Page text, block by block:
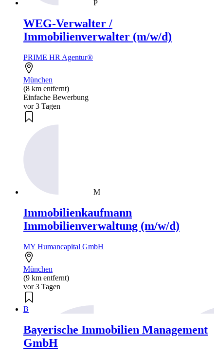
P
WEG-Verwalter /
Immobilienverwalter (m/w/d)
PRIME HR Agentur®
München
(8 km entfernt)
Einfache Bewerbung
vor 3 Tagen
M
Immobilienkaufmann
Immobilienverwaltung (m/w/d)
MY Humancapital GmbH
München
(9 km entfernt)
vor 3 Tagen
B
Bayerische Immobilien Management
GmbH